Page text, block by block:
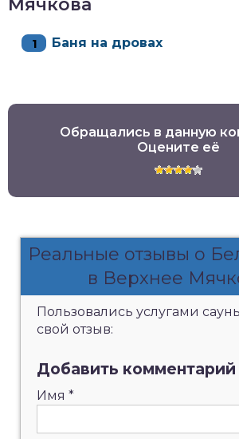
Мячкова
Баня на дровах
Обращались в данную
Оцените её
Реальные отзывы о
в Верхнее
Пользовались услугами
свой отзыв:
Добавить комментарий
Имя *